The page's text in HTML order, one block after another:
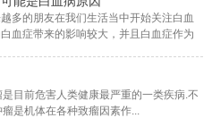
多的朋友在我们生活当中开始关注白血
血症带来的影响较大，并且白血症作为
目前危害人类健康最严重的一类疾病.不
是机体在各种致瘤因素作...